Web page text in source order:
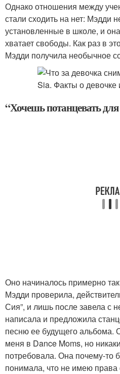
Однако отношения между
стали сходить на нет: Мэдди
установленные в школе, и
хватает свободы. Как раз в
Мэдди получила необычное
“Хочешь потанцевать
Оно начиналось примерно
Мэдди проверила,
Сия”, и лишь после завела с
написала и предложила
песню ее будущего альбома.
меня в Dance Moms, но
потребовала. Она почему-то
понимала, что не имею права